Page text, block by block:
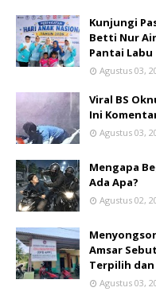
Kunjungi
Betti Nur
Pantai Labu
Agustus 03,
Viral BS
Ini
Agustus 03,
Mengapa
Ada Apa?
Agustus 02,
Amsar
Terpilih dan
Agustus 03,